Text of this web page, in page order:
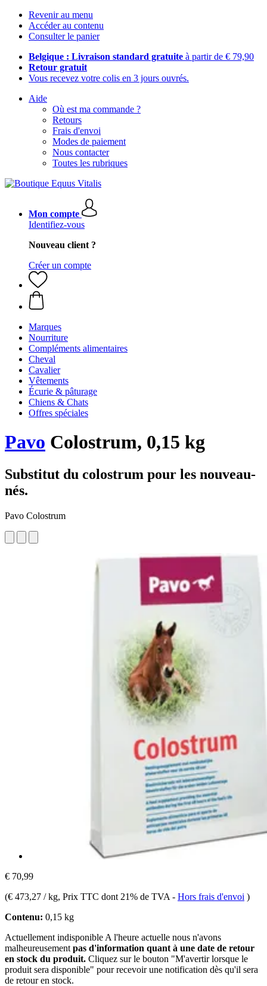
Revenir au menu
Accéder au contenu
Consulter le panier
Belgique : Livraison standard gratuite à partir de € 79,90
Retour gratuit
Vous recevez votre colis en 3 jours ouvrés.
Aide
Où est ma commande ?
Retours
Frais d'envoi
Modes de paiement
Nous contacter
Toutes les rubriques
Mon compte
Identifiez-vous
Nouveau client ?
Créer un compte
Marques
Nourriture
Compléments alimentaires
Cheval
Cavalier
Vêtements
Écurie & pâturage
Chiens & Chats
Offres spéciales
Pavo Colostrum, 0,15 kg
Substitut du colostrum pour les nouveau-
nés.
Pavo Colostrum
€ 70,99
(€ 473,27 / kg, Prix TTC dont 21% de TVA - Hors frais d'envoi )
Contenu: 0,15 kg
Actuellement indisponible A l'heure actuelle nous n'avons
malheureusement pas d'information quant à une date de retour
en stock du produit. Cliquez sur le bouton "M'avertir lorsque le
produit sera disponible" pour recevoir une notification dès qu'il sera
de retour en stock.